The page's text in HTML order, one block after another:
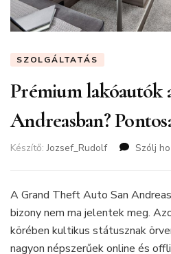
SZOLGÁLTATÁS
Prémium lakóautók
Andreasban?
Készítő:Jozsef_Rudolf Szólj
A Grand Theft Auto San
bizony nem ma jelentek meg.
körében kultikus státusznak
nagyon népszerűek online és